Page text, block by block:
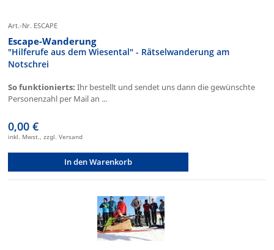
Art.-Nr. ESCAPE
Escape-Wanderung
"Hilferufe aus dem Wiesental" - Rätselwanderung am
Notschrei
So funktionierts: Ihr bestellt und sendet uns dann die gewünschte
Personenzahl per Mail an ...
0,00 €
inkl. Mwst., zzgl. Versand
In den Warenkorb